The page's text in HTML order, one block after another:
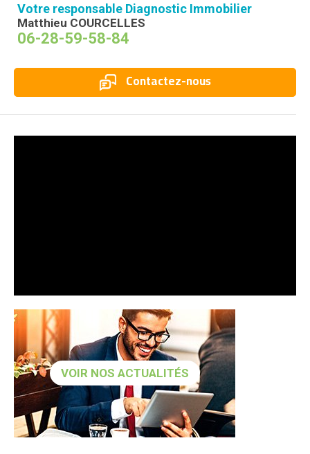
Votre responsable Diagnostic Immobilier
Matthieu COURCELLES
06-28-59-58-84
Contactez-nous
VOIR NOS ACTUALITÉS